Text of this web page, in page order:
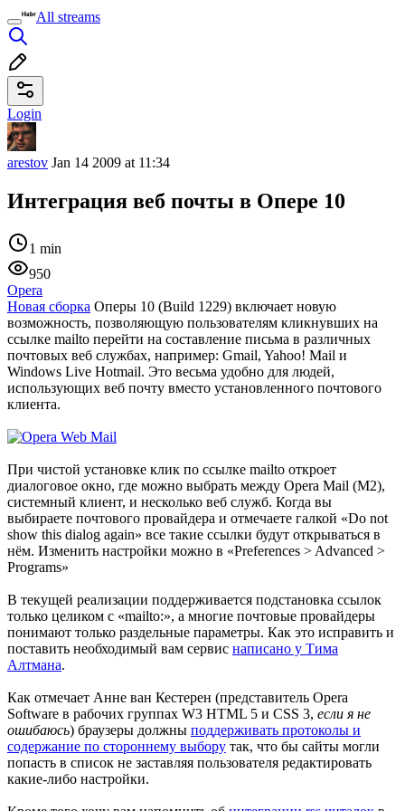
All streams
Login
arestov Jan 14 2009 at 11:34
Интеграция веб почты в Опере 10
1 min
950
Opera
Новая сборка Оперы 10 (Build 1229) включает новую
возможность, позволяющую пользователям кликнувших на
ссылке mailto перейти на составление письма в различных
почтовых веб службах, например: Gmail, Yahoo! Mail и
Windows Live Hotmail. Это весьма удобно для людей,
использующих веб почту вместо установленного почтового
клиента.
При чистой установке клик по ссылке mailto откроет
диалоговое окно, где можно выбрать между Opera Mail (M2),
системный клиент, и несколько веб служб. Когда вы
выбираете почтового провайдера и отмечаете галкой «Do not
show this dialog again» все такие ссылки будут открываться в
нём. Изменить настройки можно в «Preferences > Advanced >
Programs»
В текущей реализации поддерживается подстановка ссылок
только целиком с «mailto:», а многие почтовые провайдеры
понимают только раздельные параметры. Как это исправить и
поставить необходимый вам сервис написано у Тима
Алтмана.
Как отмечает Анне ван Кестерен (представитель Opera
Software в рабочих группах W3 HTML 5 и CSS 3, если я не
ошибаюсь) браузеры должны поддерживать протоколы и
содержание по стороннему выбору так, что бы сайты могли
попасть в список не заставляя пользователя редактировать
какие-либо настройки.